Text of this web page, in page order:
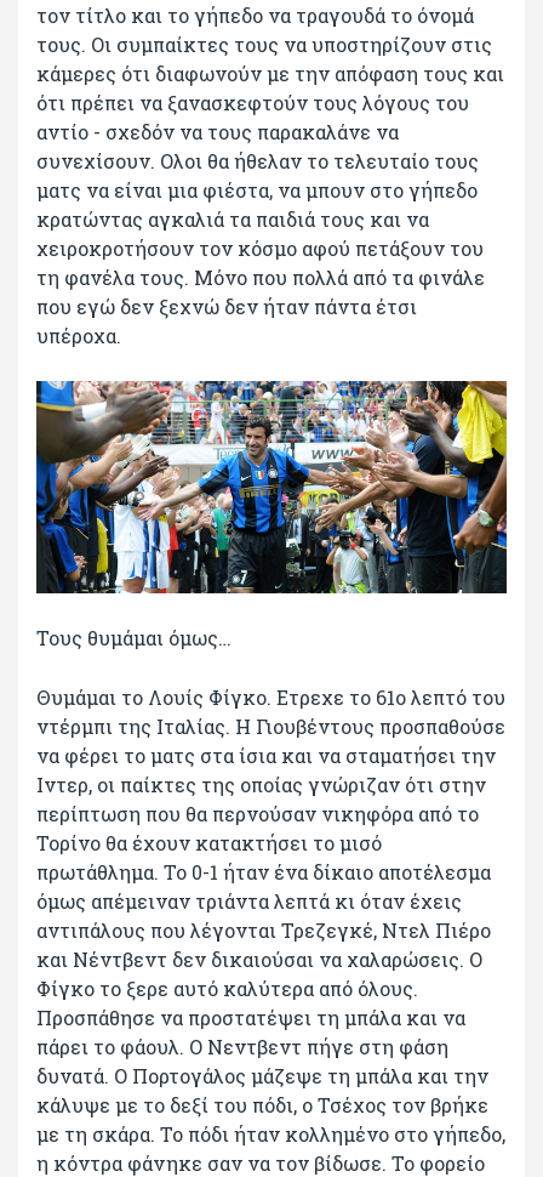
τον τίτλο και το γήπεδο να τραγουδά το όνομά
τους. Οι συμπαίκτες τους να υποστηρίζουν στις
κάμερες ότι διαφωνούν με την απόφαση τους και
ότι πρέπει να ξανασκεφτούν τους λόγους του
αντίο - σχεδόν να τους παρακαλάνε να
συνεχίσουν. Ολοι θα ήθελαν το τελευταίο τους
ματς να είναι μια φιέστα, να μπουν στο γήπεδο
κρατώντας αγκαλιά τα παιδιά τους και να
χειροκροτήσουν τον κόσμο αφού πετάξουν του
τη φανέλα τους. Μόνο που πολλά από τα φινάλε
που εγώ δεν ξεχνώ δεν ήταν πάντα έτσι
υπέροχα.
Τους θυμάμαι όμως…
Θυμάμαι το Λουίς Φίγκο. Ετρεχε το 61ο λεπτό του
ντέρμπι της Ιταλίας. Η Γιουβέντους προσπαθούσε
να φέρει το ματς στα ίσια και να σταματήσει την
Ιντερ, οι παίκτες της οποίας γνώριζαν ότι στην
περίπτωση που θα περνούσαν νικηφόρα από το
Τορίνο θα έχουν κατακτήσει το μισό
πρωτάθλημα. Το 0-1 ήταν ένα δίκαιο αποτέλεσμα
όμως απέμειναν τριάντα λεπτά κι όταν έχεις
αντιπάλους που λέγονται Τρεζεγκέ, Ντελ Πιέρο
και Νέντβεντ δεν δικαιούσαι να χαλαρώσεις. Ο
Φίγκο το ξερε αυτό καλύτερα από όλους.
Προσπάθησε να προστατέψει τη μπάλα και να
πάρει το φάουλ. Ο Νεντβεντ πήγε στη φάση
δυνατά. Ο Πορτογάλος μάζεψε τη μπάλα και την
κάλυψε με το δεξί του πόδι, ο Τσέχος τον βρήκε
με τη σκάρα. Το πόδι ήταν κολλημένο στο γήπεδο,
η κόντρα φάνηκε σαν να τον βίδωσε. Το φορείο